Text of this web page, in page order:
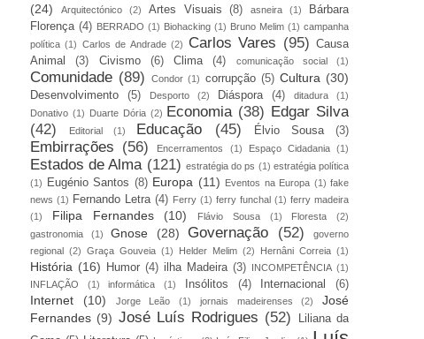
(24)
Arquitectónico (2) Artes Visuais (8) asneira (1)
Bárbara
Florença (4) BERRADO (1) Biohacking (1) Bruno Melim (1) campanha
política (1) Carlos de Andrade (2) Carlos Vares (95) Causa
Animal
(3) Civismo (6) Clima (4) comunicação social (1)
Comunidade (89) Condor (1) corrupção (5) Cultura (30)
Desenvolvimento (5) Desporto (2) Diáspora (4) ditadura
(1)
Donativo (1) Duarte Dória (2) Economia (38) Edgar Silva
(42)
Editorial (1) Educação (45) Élvio Sousa (3)
Embirrações (56) Encerramentos (1) Espaço Cidadania (1)
Estados de Alma (121) estratégia do ps (1) estratégia política
(1)
Eugénio Santos (8) Europa (11) Eventos na Europa (1) fake
news (1) Fernando Letra (4) Ferry (1) ferry funchal (1) ferry madeira
(1)
Filipa Fernandes (10) Flávio Sousa (1) Floresta
(2)
gastronomia
(1) Gnose (28) Governação (52)
governo
regional (2) Graça Gouveia (1) Helder Melim (2) Hernâni Correia (1)
História (16) Humor (4) ilha Madeira (3) INCOMPETÊNCIA (1)
INFLAÇÃO
(1) informática (1) Insólitos (4) Internacional (6)
Internet (10) Jorge Leão (1) jornais madeirenses (2)
José
Fernandes (9) José Luís Rodrigues (52)
Liliana da